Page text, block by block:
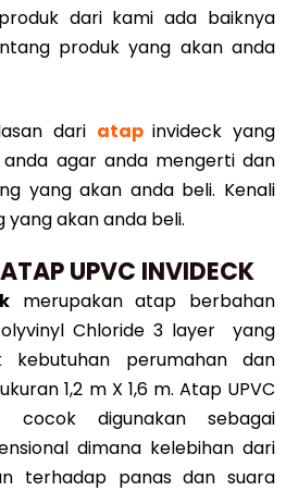
dari kami ada baiknya
produk yang akan anda
dari atap invideck yang
agar anda mengerti dan
yang akan anda beli. Kenali
akan anda beli.
UPVC INVIDECK
merupakan atap berbahan
Chloride 3 layer yang
kebutuhan perumahan dan
1,2 m X 1,6 m. Atap UPVC
cocok digunakan sebagai
dimana kelebihan dari
terhadap panas dan suara